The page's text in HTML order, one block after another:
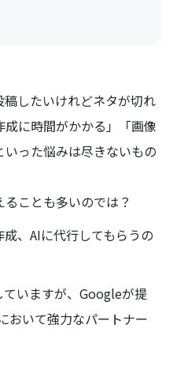
したいけれどネタが切れ
に時間がかかる」「画像
った悩みは尽きないもの
ことも多いのでは？
、AIに代行してもらうの
いますが、Googleが提
おいて強力なパートナー